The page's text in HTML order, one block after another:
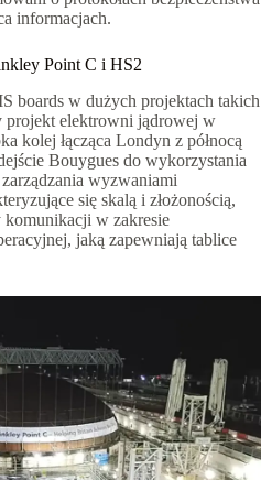
informacjach.
Point C i HS2
boards w dużych projektach takich
projekt elektrowni jądrowej w
kolej łącząca Londyn z północą
Bouygues do wykorzystania
wyzwaniami
się skalą i złożonością,
w zakresie
jaką zapewniają tablice